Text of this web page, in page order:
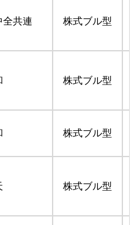
全共連 株式ブル型
株式ブル型
株式ブル型
株式ブル型